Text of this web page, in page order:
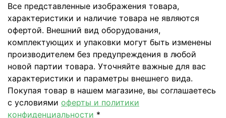
Все представленные изображения товара,
характеристики и наличие товара не являются
офертой. Внешний вид оборудования,
комплектующих и упаковки могут быть изменены
производителем без предупреждения в любой
новой партии товара. Уточняйте важные для вас
характеристики и параметры внешнего вида.
Покупая товар в нашем магазине, вы соглашаетесь
с условиями оферты и политики
конфиденциальности *